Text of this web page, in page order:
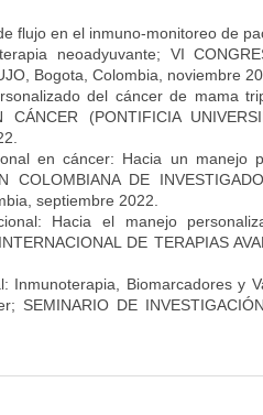
flujo en el inmuno-monitoreo de
neoadyuvante; VI
Bogota, Colombia, noviembre
del cáncer de mama
CÁNCER (PONTIFICIA
en cáncer: Hacia un manejo
COLOMBIANA DE
septiembre 2022.
Hacia el manejo
DE TERAPIAS
Inmunoterapia, Biomarcadores y
SEMINARIO DE